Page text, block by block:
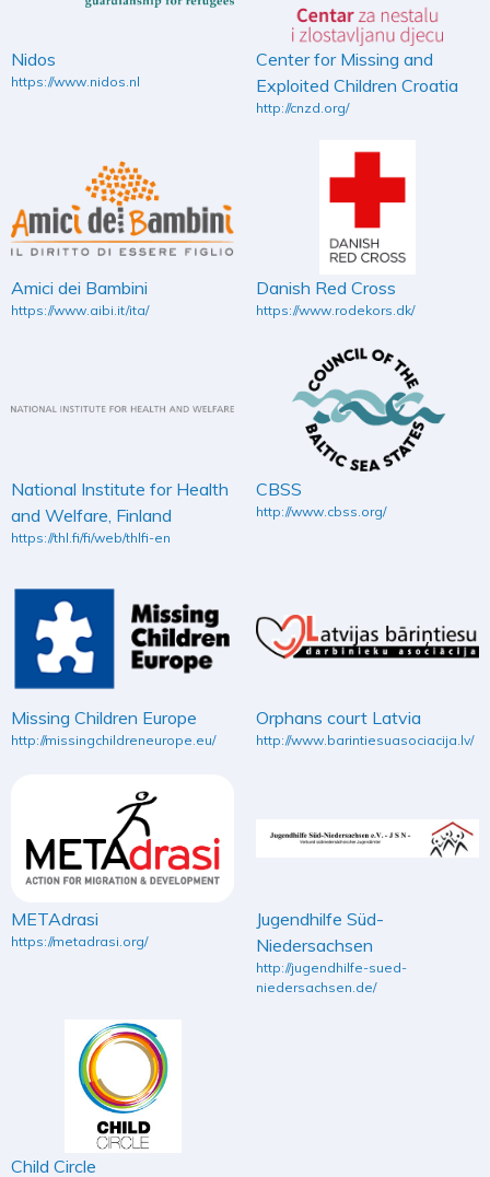
Nidos
https://www.nidos.nl
Center for Missing and
Exploited Children Croatia
http://cnzd.org/
Amici dei Bambini
https://www.aibi.it/ita/
Danish Red Cross
https://www.rodekors.dk/
National Institute for Health
and Welfare, Finland
https://thl.fi/fi/web/thlfi-en
CBSS
http://www.cbss.org/
Missing Children Europe
http://missingchildreneurope.eu/
Orphans court Latvia
http://www.barintiesuasociacija.lv/
METAdrasi
https://metadrasi.org/
Jugendhilfe Süd-
Niedersachsen
http://jugendhilfe-sued-
niedersachsen.de/
Child Circle